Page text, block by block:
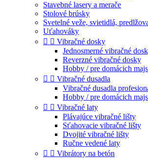
Stavebné lasery a merače
Stolové brúsky
Svetelné veže, svietidlá,
Uťahováky
  Vibračné dosky
Jednosmerné vibračné
Reverzné vibračné dosky
Hobby / pre domácich
  Vibračné dusadla
Vibračné dusadla
Hobby / pre domácich
  Vibračné laty
Plávajúce vibračné lišty
Sťahovacie vibračné lišty
Dvojité vibračné lišty
Ručne vedené laty
  Vibrátory na betón